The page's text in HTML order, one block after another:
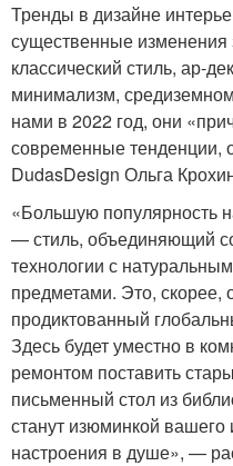
Тренды в дизайне
существенные изменения
классический стиль, ар-
минимализм,
нами в 2022 год, они
современные тенденции,
DudasDesign Ольга
«Большую популярность
— стиль, объединяющий
технологии с
предметами. Это, скорее,
продиктованный
Здесь будет уместно в
ремонтом поставить
письменный стол из
станут изюминкой
настроения в душе», —